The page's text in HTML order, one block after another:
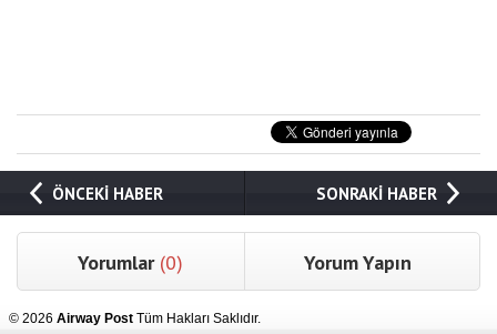
ÖNCEKİ HABER SONRAKİ HABER
Yorumlar (0) Yorum Yapın
© 2026 Airway Post Tüm Hakları Saklıdır.